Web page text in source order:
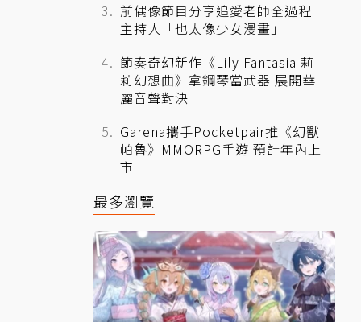
前偶像節目分享追愛老師全過程
主持人「也太像少女漫畫」
節奏奇幻新作《Lily Fantasia 莉
莉幻想曲》拿鋼琴當武器 展開華
麗音聲對決
Garena攜手Pocketpair推《幻獸
帕魯》MMORPG手遊 預計年內上
市
最多瀏覽